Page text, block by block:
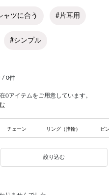
ャツに合う #片耳用
#シンプル
/ 0件
0アイテムをご用意しています。
チェーン リング（指輪） ピ
絞り込む